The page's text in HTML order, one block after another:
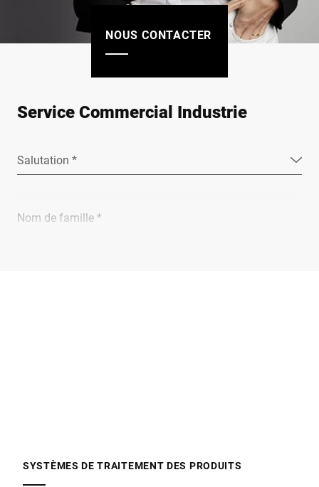
NOUS CONTACTER
Service Commercial Industrie
Salutation *
Nom de famille *
SYSTÈMES DE TRAITEMENT DES PRODUITS